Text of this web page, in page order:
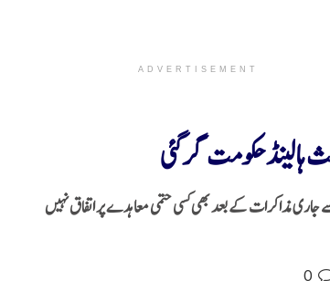
ADVERTISEMENT
حکومت گر گئی
مذاکرات کے بعد بھی کسی حتمی معاہدے پر اتفاق نہیں